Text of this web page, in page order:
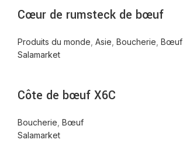
Cœur de rumsteck de bœuf
Produits du monde Asie Boucherie Bœuf
Salamarket
Côte de bœuf X6C
Boucherie Bœuf
Salamarket